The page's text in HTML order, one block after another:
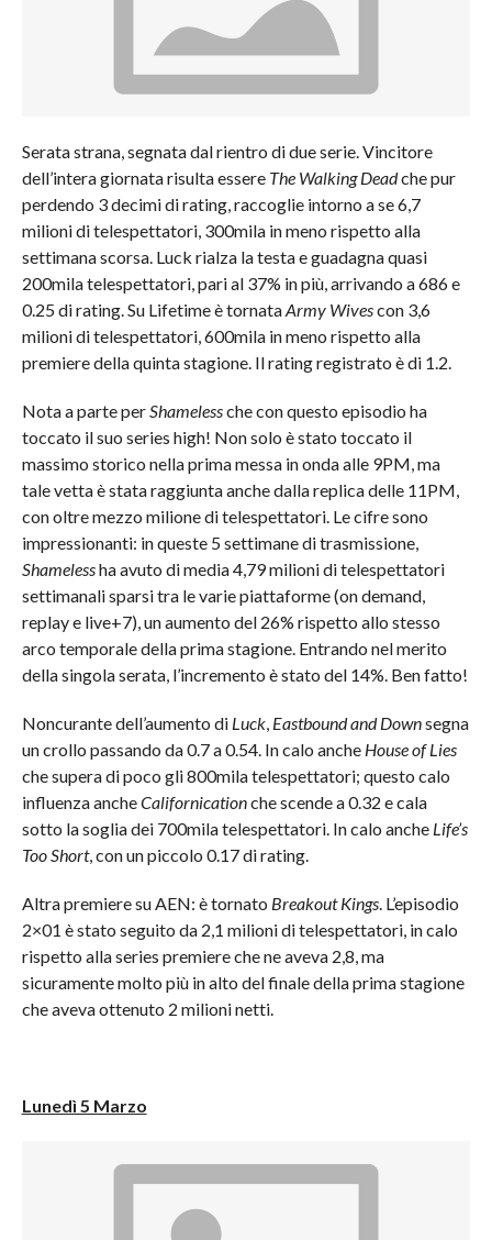
Serata strana, segnata dal rientro di due serie. Vincitore
dell’intera giornata risulta essere The Walking Deadche pur
perdendo 3 decimi di rating, raccoglie intorno a se 6,7
milioni di telespettatori, 300mila in meno rispetto alla
settimana scorsa. Luck rialza la testa e guadagna quasi
200mila telespettatori, pari al 37% in più, arrivando a 686 e
0.25 di rating. Su Lifetime è tornataArmy Wivescon 3,6
milioni di telespettatori, 600mila in meno rispetto alla
premiere della quinta stagione. Il rating registrato è di 1.2.
Nota a parte perShamelessche con questo episodio ha
toccato il suo series high! Non solo è stato toccato il
massimo storico nella prima messa in onda alle 9PM, ma
tale vetta è stata raggiunta anche dalla replica delle 11PM,
con oltre mezzo milione di telespettatori. Le cifre sono
impressionanti: in queste 5 settimane di trasmissione,
Shamelessha avuto di media 4,79 milioni di telespettatori
settimanali sparsi tra le varie piattaforme (on demand,
replay e live+7), un aumento del 26% rispetto allo stesso
arco temporale della prima stagione. Entrando nel merito
della singola serata, l’incremento è stato del 14%. Ben fatto!
Noncurante dell’aumento di Luck,Eastbound and Downsegna
un crollo passando da 0.7 a 0.54. In calo anche House of Lies
che supera di poco gli 800mila telespettatori; questo calo
influenza ancheCalifornicationche scende a 0.32 e cala
sotto la soglia dei 700mila telespettatori. In calo anche Life’s
Too Short, con un piccolo 0.17 di rating.
Altra premiere su AEN: è tornato Breakout Kings. L’episodio
2×01 è stato seguito da 2,1 milioni di telespettatori, in calo
rispetto alla series premiere che ne aveva 2,8, ma
sicuramente molto più in alto del finale della prima stagione
che aveva ottenuto 2 milioni netti.
Lunedì 5 Marzo